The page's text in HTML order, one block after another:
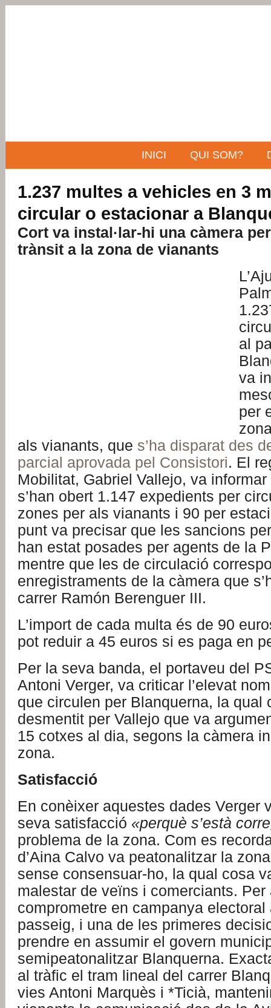
INICI QUI SOM?
1.237 multes a vehicles en 3
circular o estacionar a
Cort va instal·lar-hi una càmera
trànsit a la zona de vianants
al
va
per
als vianants, que s’ha disparat des
parcial aprovada pel Consistori. El
Mobilitat, Gabriel Vallejo, va
s’han obert 1.147 expedients per
zones per als vianants i 90 per
punt va precisar que les sancions
han estat posades per agents de la
mentre que les de circulació
enregistraments de la càmera que
carrer Ramón Berenguer III.
L’import de cada multa és de 90
pot reduir a 45 euros si es paga en
Per la seva banda, el portaveu del
Antoni Verger, va criticar l’elevat
que circulen per Blanquerna, la qual
desmentit per Vallejo que va
15 cotxes al dia, segons la càmera
zona.
Satisfacció
En conèixer aquestes dades Verger
seva satisfacció «perquè s’està
problema de la zona. Com es
d’Aina Calvo va peatonalitzar la
sense consensuar-ho, la qual cosa
malestar de veïns i comerciants.
comprometre en campanya electoral
passeig, i una de les primeres
prendre en assumir el govern
semipeatonalitzar Blanquerna.
al tràfic el tram lineal del carrer
vies Antoni Marquès i *Ticià,